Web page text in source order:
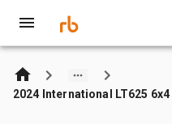
2024 International LT625